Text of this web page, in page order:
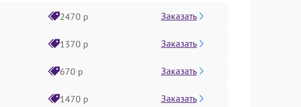
2470 р Заказать
1370 р Заказать
670 р Заказать
1470 р Заказать